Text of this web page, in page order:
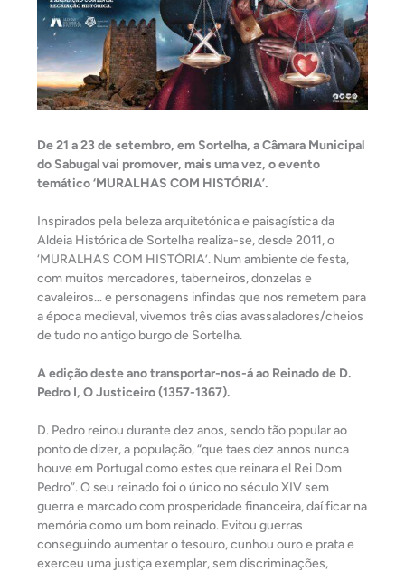
De 21 a 23 de setembro, em Sortelha, a Câmara Municipal
do Sabugal vai promover, mais uma vez, o evento
temático ‘MURALHAS COM HISTÓRIA’.
Inspirados pela beleza arquitetónica e paisagística da
Aldeia Histórica de Sortelha realiza-se, desde 2011, o
‘MURALHAS COM HISTÓRIA’. Num ambiente de festa,
com muitos mercadores, taberneiros, donzelas e
cavaleiros… e personagens infindas que nos remetem para
a época medieval, vivemos três dias avassaladores/cheios
de tudo no antigo burgo de Sortelha.
A edição deste ano transportar-nos-á ao Reinado de D.
Pedro I, O Justiceiro (1357-1367).
D. Pedro reinou durante dez anos, sendo tão popular ao
ponto de dizer, a população, “que taes dez annos nunca
houve em Portugal como estes que reinara el Rei Dom
Pedro”. O seu reinado foi o único no século XIV sem
guerra e marcado com prosperidade financeira, daí ficar na
memória como um bom reinado. Evitou guerras
conseguindo aumentar o tesouro, cunhou ouro e prata e
exerceu uma justiça exemplar, sem discriminações,